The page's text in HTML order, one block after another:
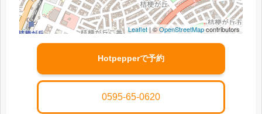
Leaflet | ©OpenStreetMapcontributors
Hotpepperで予約
0595-65-0620